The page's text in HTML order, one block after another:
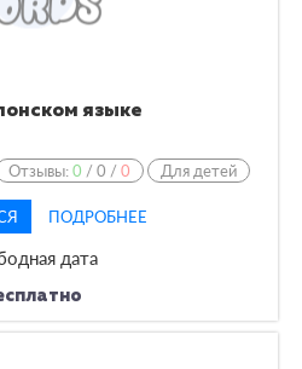
языке
Отзывы:0 /0 /0 Для детей
ПОДРОБНЕЕ
дата